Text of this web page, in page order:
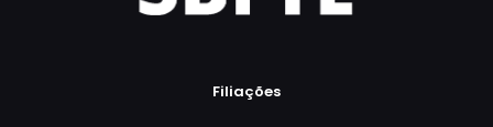
Filiações